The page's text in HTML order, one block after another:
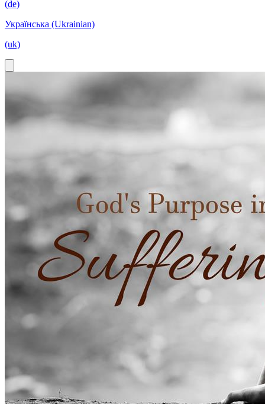
(de)
Українська (Ukrainian)
(uk)